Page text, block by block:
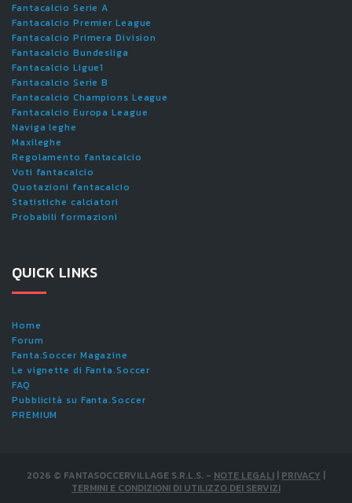
Fantacalcio Serie A
Fantacalcio Premier League
Fantacalcio Primera Division
Fantacalcio Bundesliga
Fantacalcio Ligue1
Fantacalcio Serie B
Fantacalcio Champions League
Fantacalcio Europa League
Naviga leghe
Maxileghe
Regolamento fantacalcio
Voti fantacalcio
Quotazioni fantacalcio
Statistiche calciatori
Probabili formazioni
QUICK LINKS
Home
Forum
Fanta.Soccer Magazine
Le vignette di Fanta.Soccer
FAQ
Pubblicità su Fanta.Soccer
PREMIUM
2026 © FANTASOCCERVILLAGE S.R.L.S. - NOTE LEGALI | PRIVACY |
TERMINI E CONDIZIONI DI UTILIZZO DEI SERVIZI